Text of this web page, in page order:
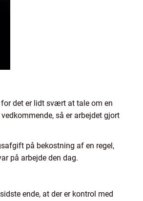
for det er lidt svært at tale om en
så er arbejdet gjort
på bekostning af en regel,
på arbejde den dag.
ende, at der er kontrol med